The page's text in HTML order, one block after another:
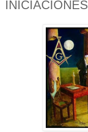
INICIACIONES